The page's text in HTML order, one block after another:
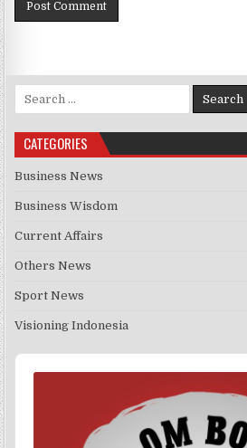
Search for:
CATEGORIES
Business News
Business Wisdom
Current Affairs
Others News
Sport News
Visioning Indonesia
Audio
Player